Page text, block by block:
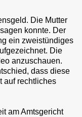
Die Mutter
konnte. Der
ein zweistündiges
Die
anzuschauen.
dass diese
auf rechtliches
am Amtsgericht